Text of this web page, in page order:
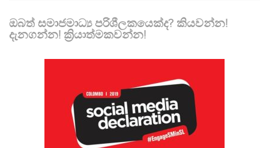
ඔබත් සමාජමාධ්‍ය පරිශීලකයෙක්ද? කියවන්න!
දැනගන්න! ක්‍රියාත්මකවන්න!